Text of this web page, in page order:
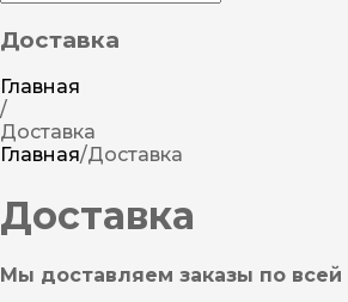
Доставка
Главная
/
Доставка
Главная/Доставка
Доставка
Мы доставляем заказы по